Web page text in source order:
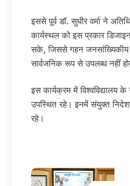
इससे पूर्व डॉ. सुधीर वर्मा ने
कार्यस्थल को इस प्रकार
सके, जिससे गहन जनसांख्यिकीय
सार्वजनिक रूप से उपलब्ध नहीं
इस कार्यक्रम में विश्वविद्यालय
उपस्थित रहे। इनमें संयुक्त
रहे।